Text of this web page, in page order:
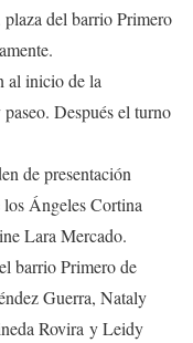
del barrio Primero
al inicio de la
Después el turno
de presentación
Ángeles Cortina
Lara Mercado.
barrio Primero de
Guerra, Nataly
Rovira y Leidy